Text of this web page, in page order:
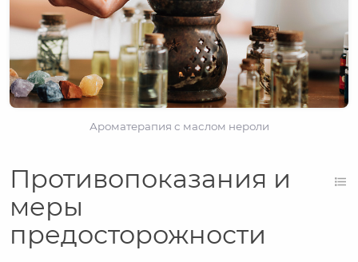
Ароматерапия с маслом нероли
Противопоказания и
меры
предосторожности